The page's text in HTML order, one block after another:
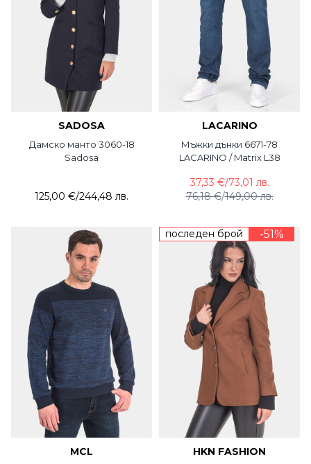
SADOSA
Дамско манто 3060-18
Sadosa
125,00 €/244,48 лв.
LACARINO
Мъжки дънки 6671-78
LACARINO / Matrix L38
76,18 €/149,00 лв.
37,33 €/73,01 лв.
MCL
последен брой -51%
HKN FASHION